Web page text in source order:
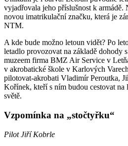
vyjadřovala jeho příslušnost k armádě.
novou imatrikulační značku, která je
NTM.
A kde bude možno letoun vidět? Po
letadlo provozovat na základě dohody
muzeem firma BMZ Air Service v
v akrobatické škole v Karlových
pilotovat-akrobati Vladimír Peroutka,
Kořínek, kteří s ním budou cestovat na
světě.
Vzpomínka na „stočtyřku“
Pilot Jiří Kobrle